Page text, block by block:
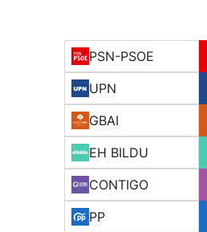
PSN-PSOE
UPN
GBAI
EH BILDU
CONTIGO
PP